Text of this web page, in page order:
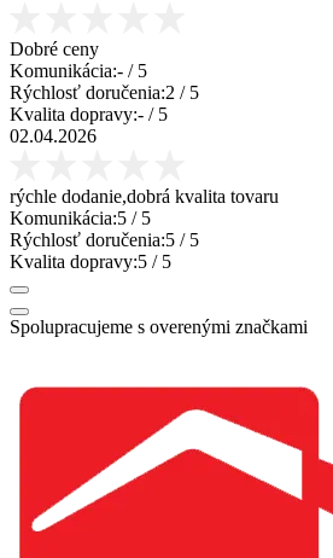
Dobré ceny
Komunikácia:- / 5
Rýchlosť doručenia:2 / 5
Kvalita dopravy:- / 5
02.04.2026
rýchle dodanie,dobrá kvalita tovaru
Komunikácia:5 / 5
Rýchlosť doručenia:5 / 5
Kvalita dopravy:5 / 5
Spolupracujeme s overenými značkami